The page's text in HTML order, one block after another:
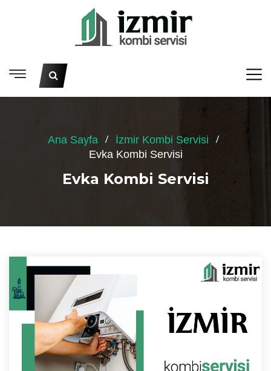
Ana Sayfa
İzmir Kombi Servisi
Evka Kombi Servisi
Evka Kombi Servisi